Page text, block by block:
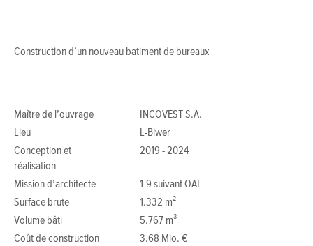
Construction d’un nouveau batiment de bureaux
Maître de l’ouvrage
INCOVEST S.A.
Lieu
L-Biwer
Conception et
réalisation
2019 - 2024
Mission d’architecte
1-9 suivant OAI
Surface brute
1.332 m²
Volume bâti
5.767 m³
Coût de construction
3.68 Mio. €